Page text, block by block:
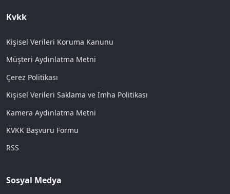
Kvkk
Kişisel Verileri Koruma Kanunu
Müşteri Aydınlatma Metni
Çerez Politikası
Kişisel Verileri Saklama ve İmha Politikası
Kamera Aydınlatma Metni
KVKK Başvuru Formu
RSS
Sosyal Medya